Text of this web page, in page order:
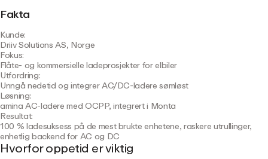
Fakta
Kunde:
Driiv Solutions AS, Norge
Fokus:
Flåte- og kommersielle ladeprosjekter for elbiler
Utfordring:
Unngå nedetid og integrer AC/DC-ladere sømløst
Løsning:
amina AC-ladere med OCPP, integrert i Monta
Resultat:
100 % ladesuksess på de mest brukte enhetene, raskere utrullinger,
enhetlig backend for AC og DC
Hvorfor oppetid er viktig